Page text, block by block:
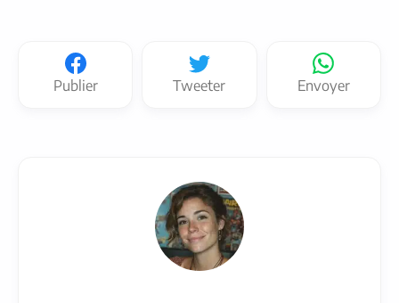
Publier Tweeter Envoyer